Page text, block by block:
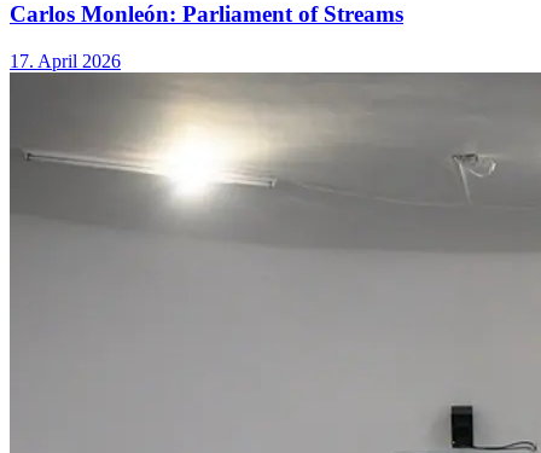
Carlos Monleón: Parliament of Streams
17. April 2026